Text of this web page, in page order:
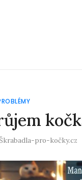
Škrabadla-pro-kočky.cz